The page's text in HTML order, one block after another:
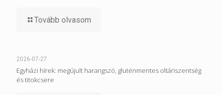
Tovább olvasom
2026-07-27
Egyházi hírek: megújult harangszó, gluténmentes oltáriszentség
és titokcsere